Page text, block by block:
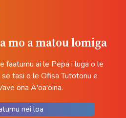
mo a matou lomiga
faatumu ai le Pepa i luga o le
tasi o le Ofisa Tutotonu e
ona A'oa'oina.
nei loa